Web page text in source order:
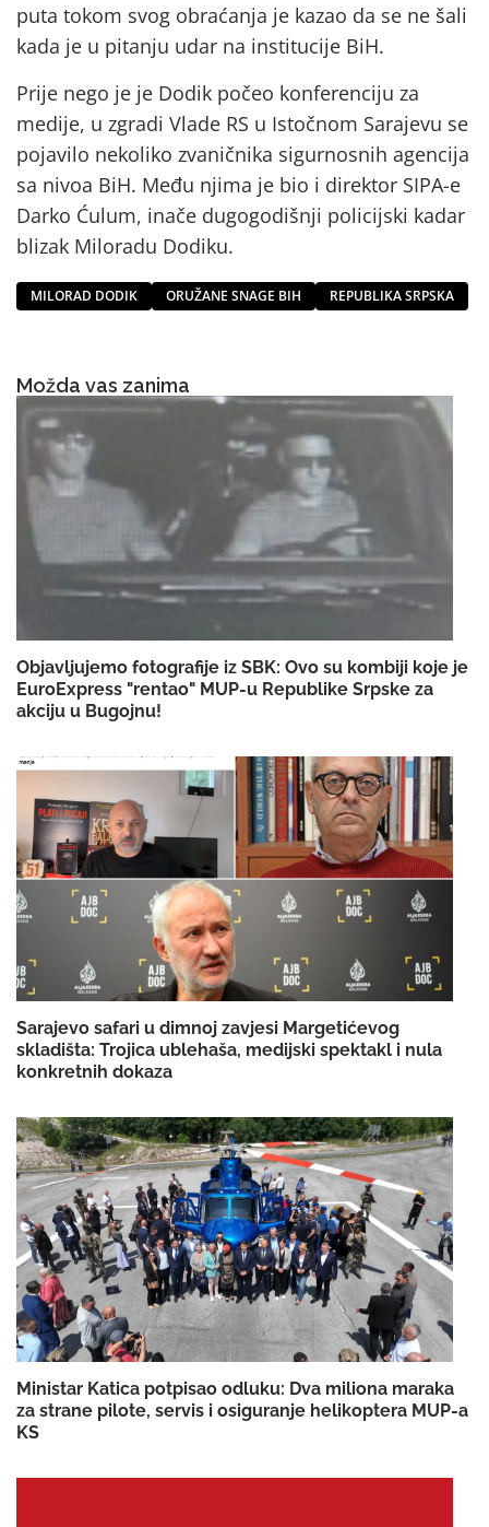
puta tokom svog obraćanja je kazao da se ne šali
kada je u pitanju udar na institucije BiH.
Prije nego je je Dodik počeo konferenciju za
medije, u zgradi Vlade RS u Istočnom Sarajevu se
pojavilo nekoliko zvaničnika sigurnosnih agencija
sa nivoa BiH. Među njima je bio i direktor SIPA-e
Darko Ćulum, inače dugogodišnji policijski kadar
blizak Miloradu Dodiku.
MILORAD DODIK ORUŽANE SNAGE BIH REPUBLIKA SRPSKA
Možda vas zanima
Objavljujemo fotografije iz SBK: Ovo su kombiji koje je
EuroExpress "rentao" MUP-u Republike Srpske za
akciju u Bugojnu!
Sarajevo safari u dimnoj zavjesi Margetićevog
skladišta: Trojica ublehaša, medijski spektakl i nula
konkretnih dokaza
Ministar Katica potpisao odluku: Dva miliona maraka
za strane pilote, servis i osiguranje helikoptera MUP-a
KS